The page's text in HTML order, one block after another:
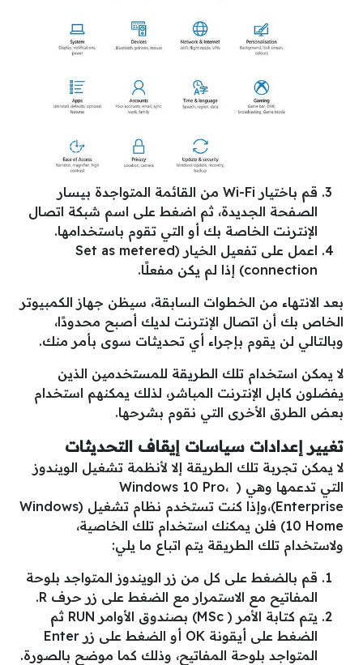
قم باختيار Wi-Fi من القائمة المتواجدة بيسار
الصفحة الجديدة، ثم اضغط على اسم شبكة اتصال
الإنترنت الخاصة بك أو التي تقوم باستخدامها.
اعمل على تفعيل الخيار (Set as metered
connection) إذا لم يكن مفعلًا.
بعد الانتهاء من الخطوات السابقة، سيظن جهاز الكمبيوتر
الخاص بك أن اتصال الإنترنت لديك أصبح محدودًا،
وبالتالي لن يقوم بإجراء أي تحديثات سوى بأمر منك.
لا يمكن استخدام تلك الطريقة للمستخدمين الذين
يفضلون كابل الإنترنت المباشر، لذلك يمكنهم استخدام
بعض الطرق الأخرى التي نقوم بشرحها.
تغيير إعدادات سياسات إيقاف التحديثات
لا يمكن تجربة تلك الطريقة إلا لأنظمة تشغيل الويندوز
التي تدعمها وهي ( Windows 10 Pro،
Enterprise)،وإذا كنت تستخدم نظام تشغيل (Windows
10 Home) فلن يمكنك استخدام تلك الخاصية،
ولاستخدام تلك الطريقة يتم اتباع ما يلي:
قم بالضغط على كل من زر الويندوز المتواجد بلوحة
المفاتيح مع الاستمرار مع الضغط على زر حرف R.
يتم كتابة الأمر ( MSc) بصندوق الأوامر RUN ثم
الضغط على أيقونة OK أو الضغط على زر Enter
المتواجد بلوحة المفاتيح، وذلك كما موضح بالصورة.